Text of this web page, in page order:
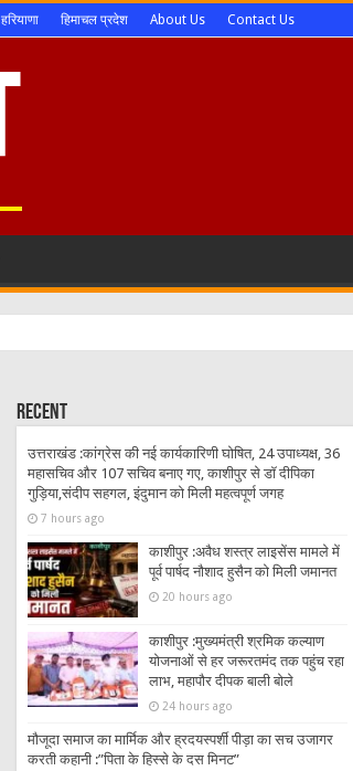
हरियाणा हिमाचल प्रदेश About Us Contact Us
Recent
उत्तराखंड :कांग्रेस की नई कार्यकारिणी घोषित, 24 उपाध्यक्ष, 36
महासचिव और 107 सचिव बनाए गए, काशीपुर से डॉ दीपिका
गुड़िया,संदीप सहगल, इंदुमान को मिली महत्वपूर्ण जगह
7 hours ago
काशीपुर :अवैध शस्त्र लाइसेंस मामले में
पूर्व पार्षद नौशाद हुसैन को मिली जमानत
20 hours ago
काशीपुर :मुख्यमंत्री श्रमिक कल्याण
योजनाओं से हर जरूरतमंद तक पहुंच रहा
लाभ, महापौर दीपक बाली बोले
24 hours ago
मौजूदा समाज का मार्मिक और ह्रदयस्पर्शी पीड़ा का सच उजागर
करती कहानी :”पिता के हिस्से के दस मिनट”